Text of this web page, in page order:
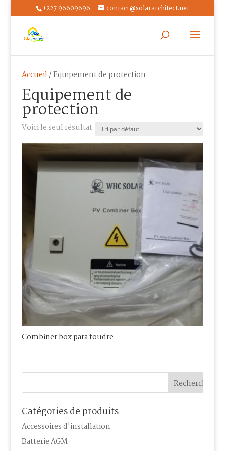
+227 96609696 contact@solararchitect.net
Accueil/ Equipement de protection
Equipement de
protection
Voici le seul résultat
Combiner box para foudre
Catégories de produits
Accessoires d'installation
Batterie AGM